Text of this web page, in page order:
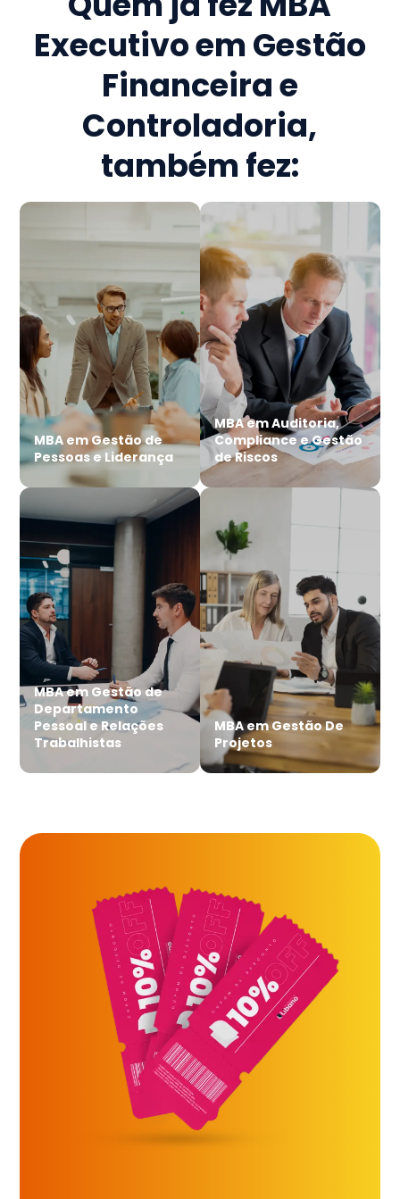
Executivo em Gestão
Financeira e
Controladoria,
também fez:
MBA em Gestão de
Pessoas e Liderança
MBA em Auditoria,
Compliance e Gestão
de Riscos
MBA em Gestão de
Departamento
Pessoal e Relações
Trabalhistas
MBA em Gestão De
Projetos